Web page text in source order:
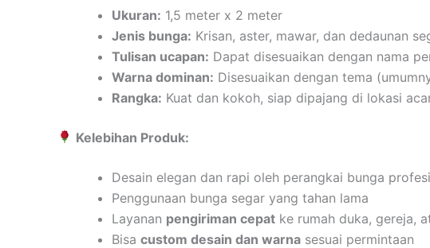
Ukuran: 1,5 meter x 2 meter
Jenis bunga: Krisan, aster, mawar, dan dedaunan
Tulisan ucapan: Dapat disesuaikan dengan nama
Warna dominan: Disesuaikan dengan tema
Rangka: Kuat dan kokoh, siap dipajang di lokasi
Kelebihan Produk:
Desain elegan dan rapi oleh perangkai bunga
Penggunaan bunga segar yang tahan lama
Layanan pengiriman cepat ke rumah duka, gereja,
Bisa custom desain dan warna sesuai permintaan